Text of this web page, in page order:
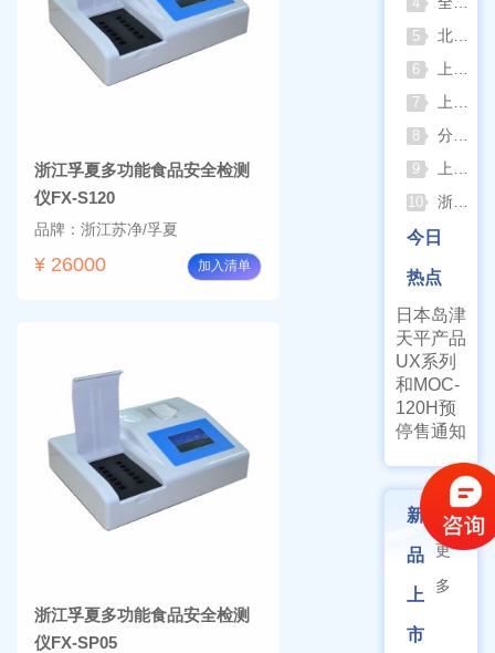
浙江孚夏多功能食品安全检测
仪FX-S120
品牌：浙江苏净/孚夏
¥ 26000 加入清单
浙江孚夏多功能食品安全检测
仪FX-SP05
5 北京六一电泳仪完整选型指南（分电泳槽 + 电源两大模块，按实验场景直接匹配）
6 上海仪电吸光光度法和荧光分析法的异同
7 上海佑科GC-7860系列网络化气相色谱仪
8 分清生物安全柜与洁净工作台 苏州安泰科普两类设备差异
9 上海申安灭菌器外排、内排与干燥功能全解析
10 浙江孚夏：打造合规可靠的实验室洁净装备
今日
热点
日本岛津
天平产品
UX系列
和MOC-
120H预
停售通知
新
品
上
市
更
多